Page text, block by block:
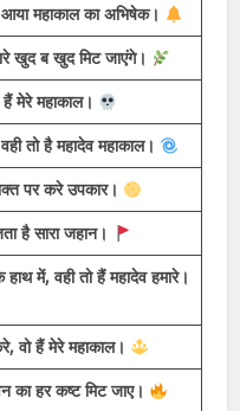
के हैं वे तारणहार।
महाकाल का अभिषेक।
खुद ब खुद मिट जाएंगे।
मेरे महाकाल।
तो है महादेव महाकाल।
पर करे उपकार।
है सारा जहान।